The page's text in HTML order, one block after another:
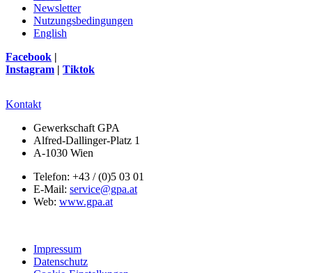
Newsletter
Nutzungsbedingungen
English
Facebook |
Instagram | Tiktok
Kontakt
Gewerkschaft GPA
Alfred-Dallinger-Platz 1
A-1030 Wien
Telefon: +43 / (0)5 03 01
E-Mail: service@gpa.at
Web: www.gpa.at
Impressum
Datenschutz